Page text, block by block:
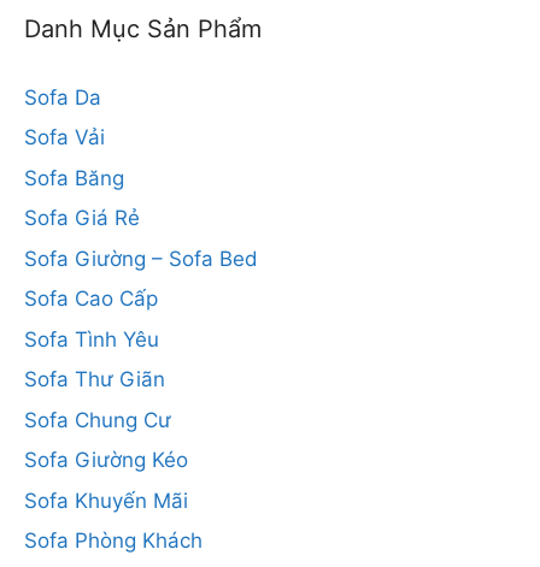
Danh Mục Sản Phẩm
Sofa Da
Sofa Vải
Sofa Băng
Sofa Giá Rẻ
Sofa Giường – Sofa Bed
Sofa Cao Cấp
Sofa Tình Yêu
Sofa Thư Giãn
Sofa Chung Cư
Sofa Giường Kéo
Sofa Khuyến Mãi
Sofa Phòng Khách